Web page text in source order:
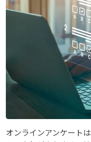
オンラインアンケート